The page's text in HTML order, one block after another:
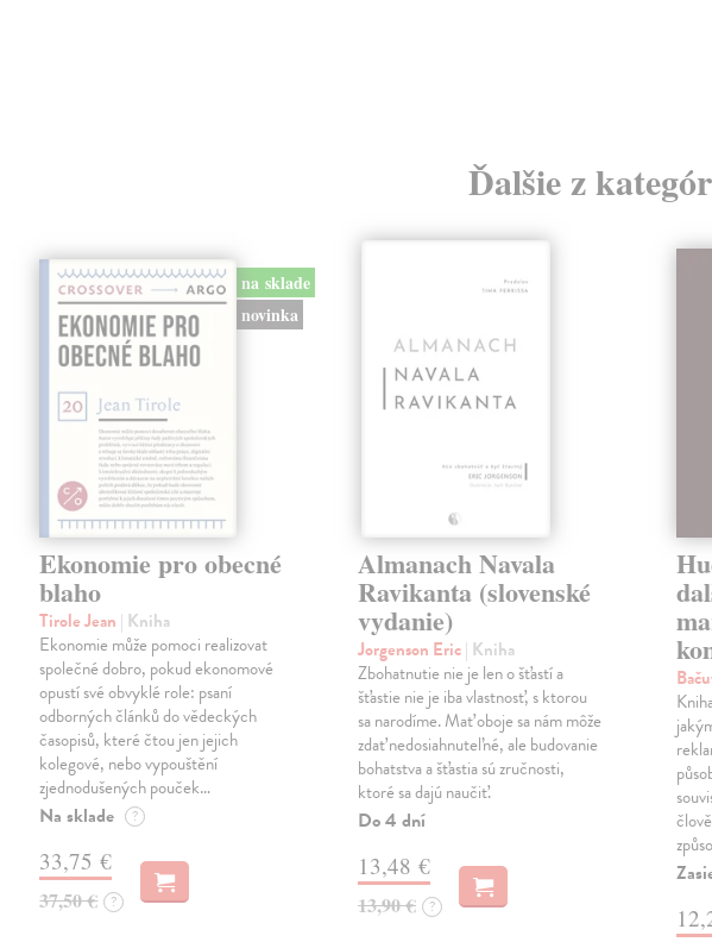
Ďalšie z
na sklade
novinka
Ekonomie pro obecné
blaho
Tirole Jean | Kniha
Ekonomie může pomoci realizovat
společné dobro, pokud ekonomové
opustí své obvyklé role: psaní
odborných článků do vědeckých
časopisů, které čtou jen jejich
kolegové, nebo vypouštění
zjednodušených pouček…
Na sklade ?
33,75 €
37,50 € ?
Almanach Navala
Ravikanta (slovenské
vydanie)
Jorgenson Eric| Kniha
Zbohatnutie nie je len o šťastí a
šťastie nie je iba vlastnosť, s ktorou
sa narodíme. Mať oboje sa nám môže
zdať nedosiahnuteľné, ale budovanie
bohatstva a šťastia sú zručnosti,
ktoré sa dajú naučiť.
Do 4 dní
13,48 €
13,90 € ?